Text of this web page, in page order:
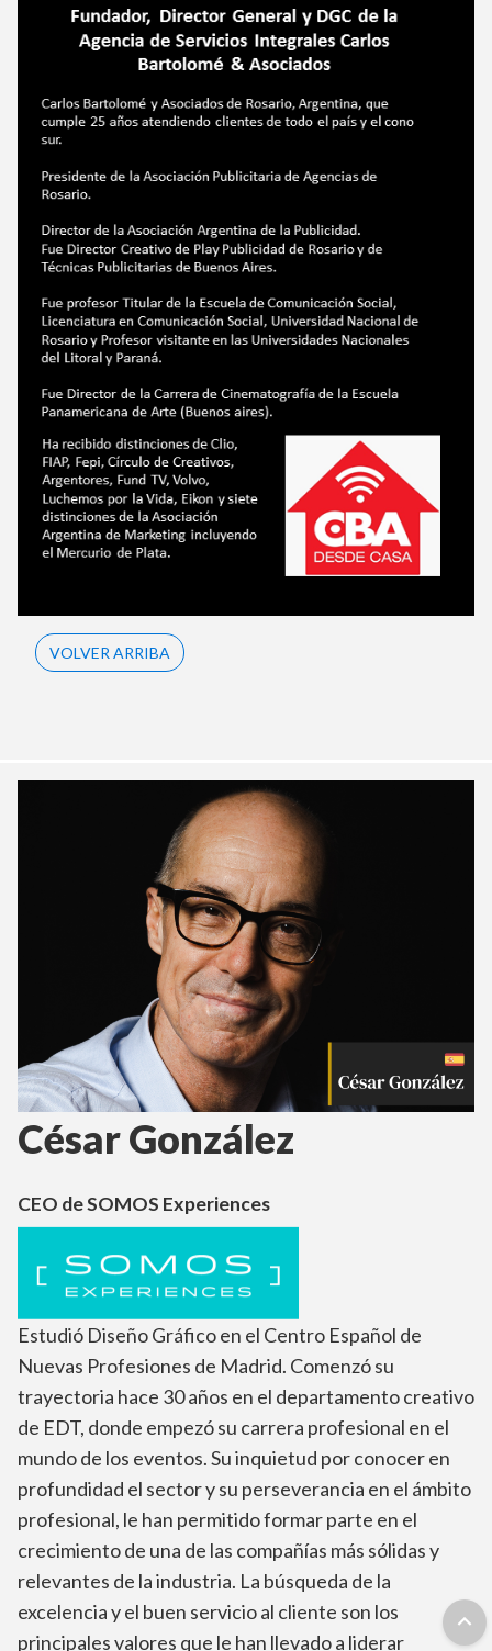
VOLVER ARRIBA
César González
CEO de SOMOS Experiences
Estudió Diseño Gráfico en el Centro Español de
Nuevas Profesiones de Madrid. Comenzó su
trayectoria hace 30 años en el departamento creativo
de EDT, donde empezó su carrera profesional en el
mundo de los eventos. Su inquietud por conocer en
profundidad el sector y su perseverancia en el ámbito
profesional, le han permitido formar parte en el
crecimiento de una de las compañías más sólidas y
relevantes de la industria. La búsqueda de la
excelencia y el buen servicio al cliente son los
principales valores que le han llevado a liderar